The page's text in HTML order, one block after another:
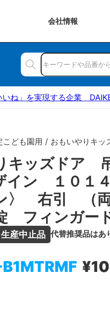
会社情報
いね」を実現する企業
こども園用 / おもいやりキッ
キッズドア
イン １０１
〉 右引 （両
フィンガー
産中止品 代替推奨品はあ